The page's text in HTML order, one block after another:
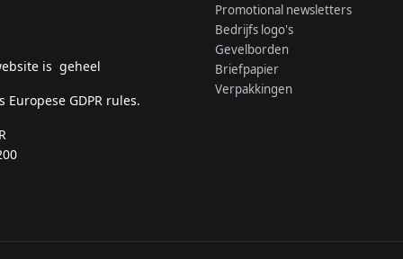
is geheel
Europese GDPR rules.
Promotional newsletters
Bedrijfs logo's
Gevelborden
Briefpapier
Verpakkingen